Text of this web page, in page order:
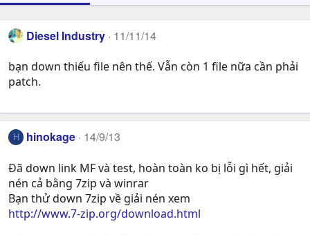
Diesel Industry 11/11/14
bạn down thiếu file nên thế. Vẫn còn 1 file nữa cần phải
patch.
H hinokage 14/9/13
Đã down link MF và test, hoàn toàn ko bị lỗi gì hết, giải
nén cả bằng 7zip và winrar
Bạn thử down 7zip về giải nén xem
http://www.7-zip.org/download.html